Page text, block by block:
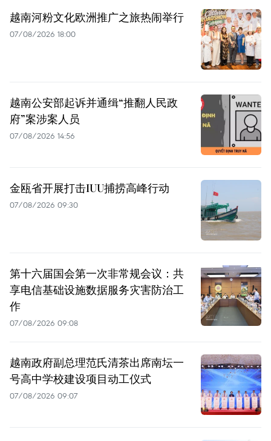
越南河粉文化欧洲推广之旅热闹举行
07/08/2026 18:00
越南公安部起诉并通缉“推翻人民政
府”案涉案人员
07/08/2026 14:56
金瓯省开展打击IUU捕捞高峰行动
07/08/2026 09:30
第十六届国会第一次非常规会议：共
享电信基础设施数据服务灾害防治工
作
07/08/2026 09:08
越南政府副总理范氏清茶出席南坛一
号高中学校建设项目动工仪式
07/08/2026 09:07